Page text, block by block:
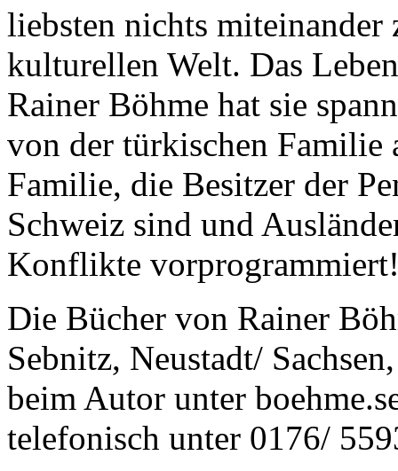
liebsten nichts miteinander
kulturellen Welt. Das
Rainer Böhme hat sie
von der türkischen Familie
Familie, die Besitzer der
Schweiz sind und
Konflikte
Die Bücher von Rainer
Sebnitz, Neustadt/
beim Autor unter
telefonisch unter 0176/